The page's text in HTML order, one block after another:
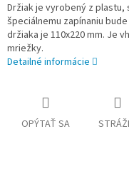
Držiak je vyrobený z plastu,
špeciálnemu zapínaniu
držiaka je 110x220 mm. Je
mriežky.
Detailné informácie
OPÝTAŤ SA